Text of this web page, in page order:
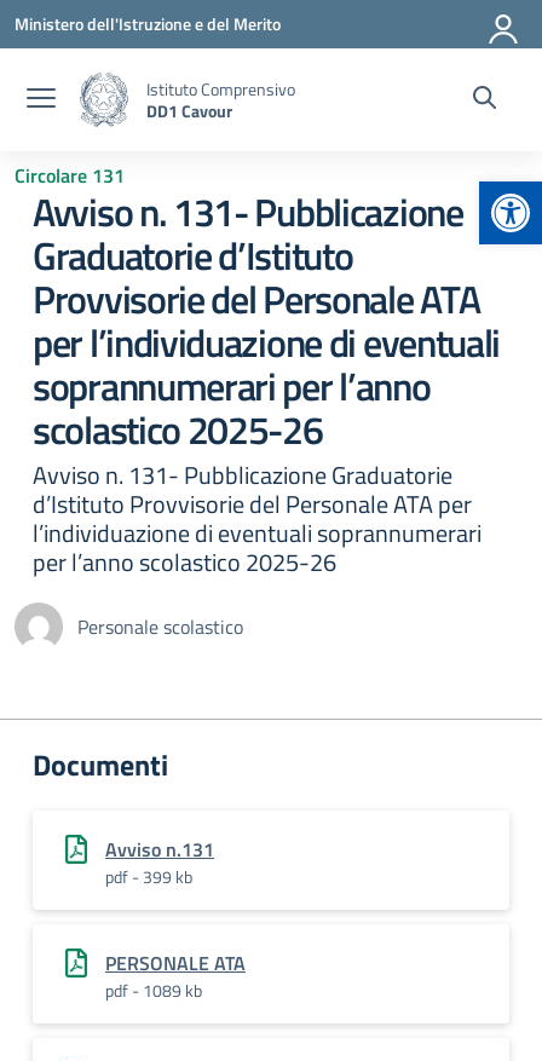
Vai ai contenuti
Vai al menu di navigazione
Vai al footer
Ministero dell'Istruzione e del Merito
Istituto Comprensivo
DD1 Cavour
Circolare 131
Avviso n. 131- Pubblicazione
Graduatorie d’Istituto
Provvisorie del Personale ATA
per l’individuazione di eventuali
soprannumerari per l’anno
scolastico 2025-26
Avviso n. 131- Pubblicazione Graduatorie
d’Istituto Provvisorie del Personale ATA per
l’individuazione di eventuali soprannumerari
per l’anno scolastico 2025-26
Personale scolastico
Documenti
Avviso n.131
pdf - 399 kb
PERSONALE ATA
pdf - 1089 kb